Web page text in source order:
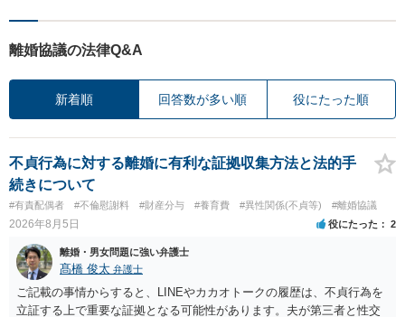
離婚協議の法律Q&A
新着順 回答数が多い順 役にたった順
不貞行為に対する離婚に有利な証拠収集方法と法的手
続きについて
#有責配偶者 #不倫慰謝料 #財産分与 #養育費 #異性関係(不貞等) #離婚協議
2026年8月5日 役にたった 2
離婚・男女問題に強い弁護士
髙橋 俊太 弁護士
ご記載の事情からすると、LINEやカカオトークの履歴は、不貞行為を
立証する上で重要な証拠となる可能性があります。夫が第三者と性交